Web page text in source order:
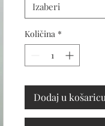
Izaberi
Količina *
Dodaj u košaricu